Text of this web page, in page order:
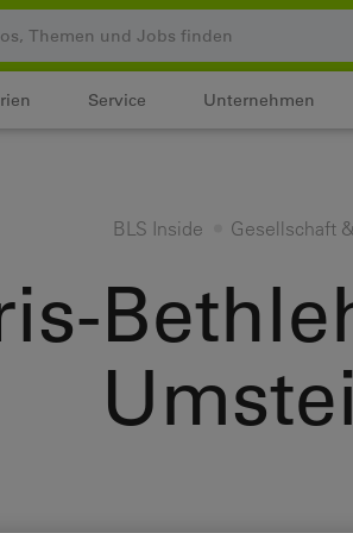
Service Unternehmen
BLS Inside Gesellschaft